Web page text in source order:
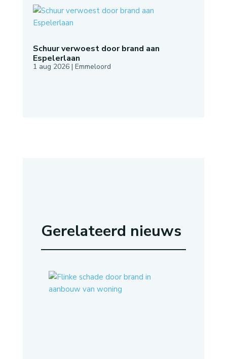
Schuur verwoest door brand aan
Espelerlaan
1 aug 2026| Emmeloord
Gerelateerd nieuws